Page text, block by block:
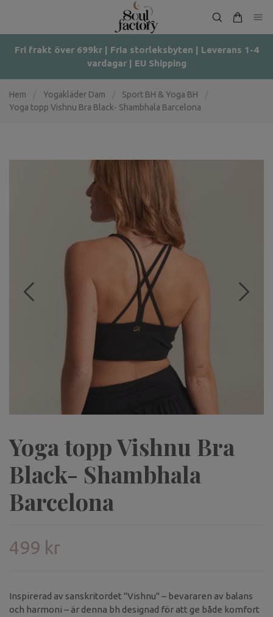
Fri frakt över 699kr | Fria storleksbyten | Leverans 1-4
vardagar | EU Shipping
Hem Yogakläder Dam Sport BH & Yoga BH
Yoga topp Vishnu Bra Black- Shambhala Barcelona
Yoga topp Vishnu Bra
Black- Shambhala
Barcelona
499 kr
Inspirerad av sanskritordet "Vishnu" – bevararen av balans
och harmoni – är denna bh designad för att ge både komfort